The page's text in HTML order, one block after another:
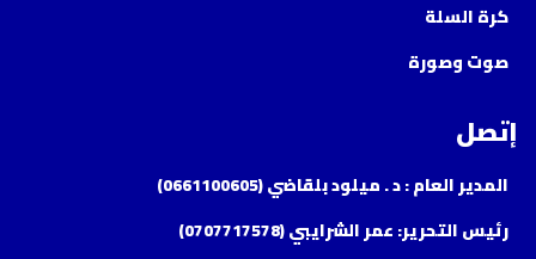
كرة السلة
صوت وصورة
إتصل
المدير العام : د . ميلود بلقاضي (0661100605)
رئيس التحرير: عمر الشرايبي (0707717578)